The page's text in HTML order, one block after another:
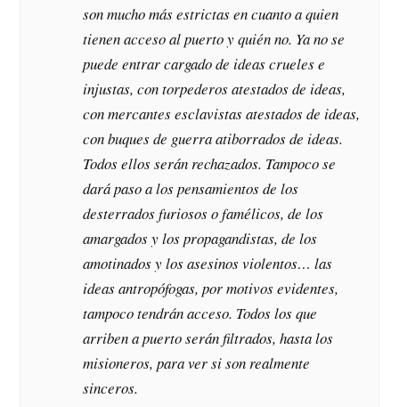
son mucho más estrictas en cuanto a quien
tienen acceso al puerto y quién no. Ya no se
puede entrar cargado de ideas crueles e
injustas, con torpederos atestados de ideas,
con mercantes esclavistas atestados de ideas,
con buques de guerra atiborrados de ideas.
Todos ellos serán rechazados. Tampoco se
dará paso a los pensamientos de los
desterrados furiosos o famélicos, de los
amargados y los propagandistas, de los
amotinados y los asesinos violentos… las
ideas antropófogas, por motivos evidentes,
tampoco tendrán acceso. Todos los que
arriben a puerto serán filtrados, hasta los
misioneros, para ver si son realmente
sinceros.